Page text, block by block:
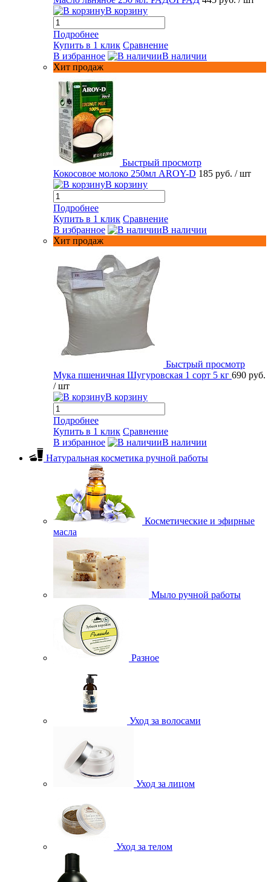
В корзину
Подробнее
Купить в 1 клик Сравнение
В избранное
В наличии
Хит продаж
Быстрый просмотр
Кокосовое молоко 250мл AROY-D 185 руб. / шт
В корзину
Подробнее
Купить в 1 клик Сравнение
В избранное
В наличии
Хит продаж
Быстрый просмотр
Мука пшеничная Шугуровская 1 сорт 5 кг 690 руб.
/ шт
В корзину
Подробнее
Купить в 1 клик Сравнение
В избранное
В наличии
Натуральная косметика ручной работы
Косметические и эфирные
масла
Мыло ручной работы
Разное
Уход за волосами
Уход за лицом
Уход за телом